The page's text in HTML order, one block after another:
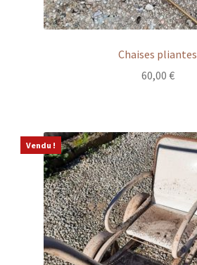
Chaises pliantes
60,00 €
Vendu !